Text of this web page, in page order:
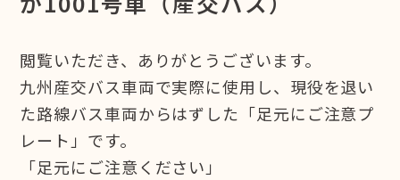
閲覧いただき、ありがとうございます。
九州産交バス車両で実際に使用し、現役を退い
た路線バス車両からはずした「足元にご注意プ
レート」です。
「足元にご注意ください」